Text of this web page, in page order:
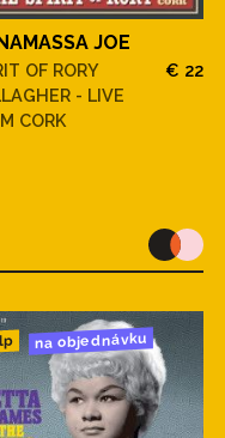
JOE
OF RORY
- LIVE
CORK
€ 22
lp na objednávku